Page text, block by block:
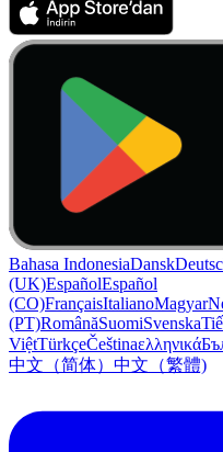
Bahasa IndonesiaDansk
(UK)EspañolEspañol
(CO)FrançaisItalianoMagyar
(PT)RomânăSuomiSvenska
ViệtTürkçeČeštinaελληνικά
中文（简体） 中文（繁體)